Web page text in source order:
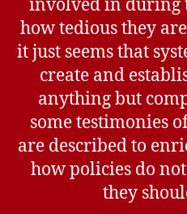
involved in during
how tedious they
it just seems that
create and
anything but
some testimonies
are described to
how policies do
they